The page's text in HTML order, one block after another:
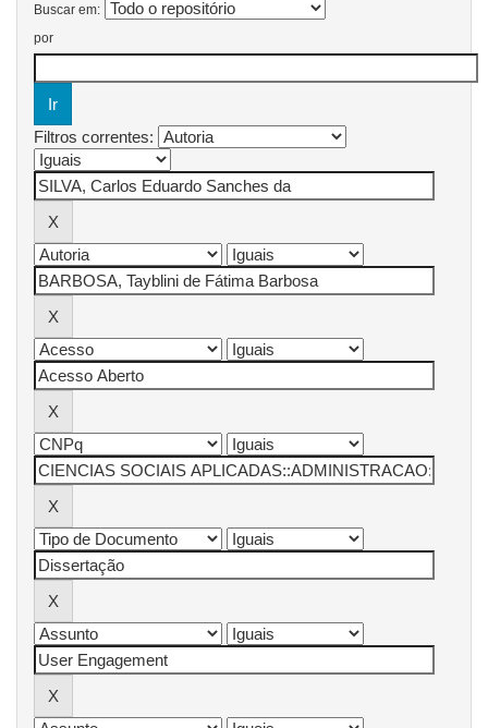
Buscar em:
por
Filtros correntes: